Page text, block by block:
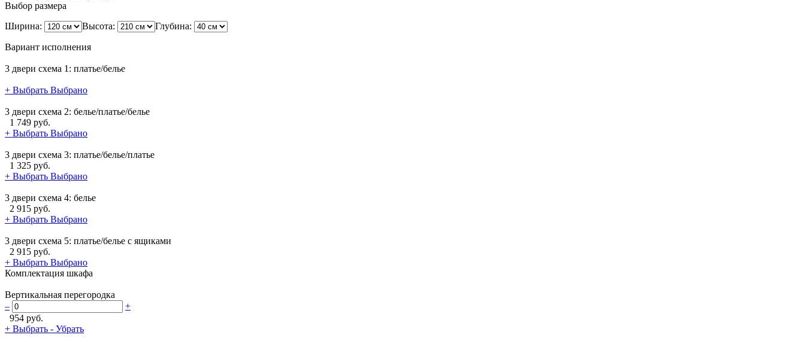
Выбор размера
Ширина:
Высота: Глубина:
Вариант исполнения
3 двери схема 1: платье/белье
+ Выбрать Выбрано
3 двери схема 2: белье/платье/белье
1 749 руб.
+ Выбрать Выбрано
3 двери схема 3: платье/белье/платье
1 325 руб.
+ Выбрать Выбрано
3 двери схема 4: белье
2 915 руб.
+ Выбрать Выбрано
3 двери схема 5: платье/белье с ящиками
2 915 руб.
+ Выбрать Выбрано
Комплектация шкафа
Вертикальная перегородка
–
+
954 руб.
+ Выбрать - Убрать